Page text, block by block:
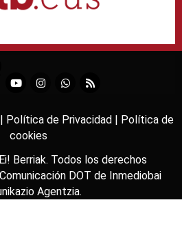
Política de Privacidad | Política de
cookies
Ei! Berriak. Todos los derechos
DOT de Inmediobai
Agentzia.